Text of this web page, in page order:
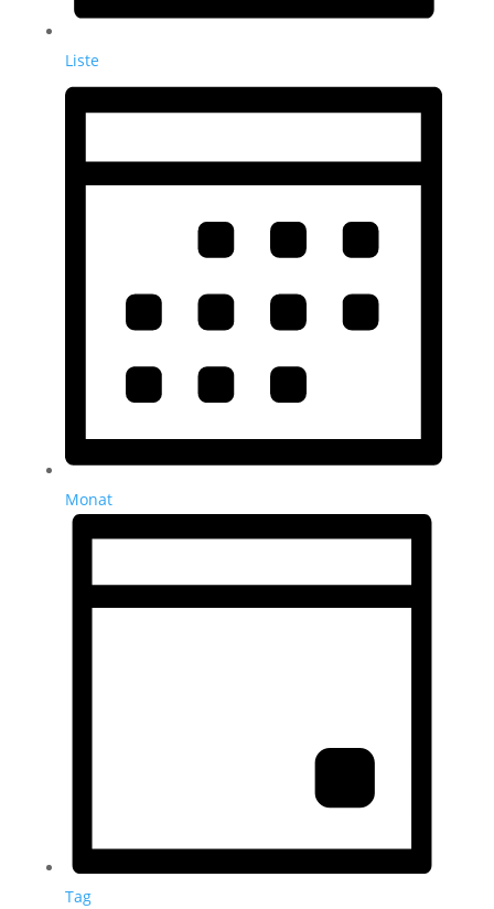
Liste
Monat
Tag